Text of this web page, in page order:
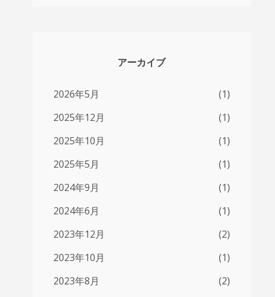
アーカイブ
2026年5月
(1)
2025年12月
(1)
2025年10月
(1)
2025年5月
(1)
2024年9月
(1)
2024年6月
(1)
2023年12月
(2)
2023年10月
(1)
2023年8月
(2)